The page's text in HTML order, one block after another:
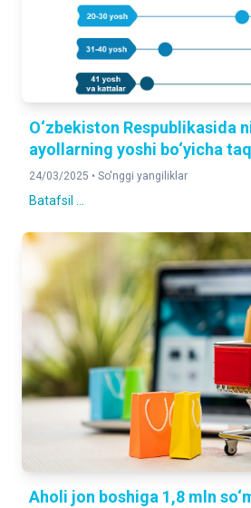
O‘zbekiston Respublikasida
ayollarning yoshi bo‘yicha
24/03/2025 • So'nggi yangiliklar
Batafsil ...
Aholi jon boshiga 1,8 mln